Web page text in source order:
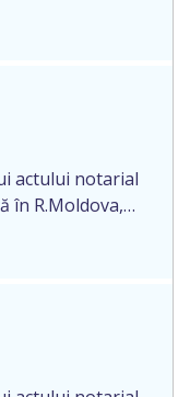
actului
din 01.08.2018,
numele Doba
actului notarial
în R.Moldova,
contract de